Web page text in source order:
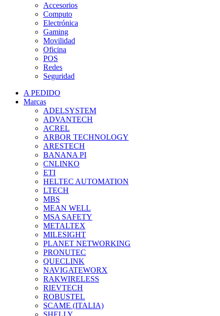
Accesorios
Computo
Electrónica
Gaming
Movilidad
Oficina
POS
Redes
Seguridad
A PEDIDO
Marcas
ADELSYSTEM
ADVANTECH
ACREL
ARBOR TECHNOLOGY
ARESTECH
BANANA PI
CNLINKO
ETI
HELTEC AUTOMATION
LTECH
MBS
MEAN WELL
MSA SAFETY
METALTEX
MILESIGHT
PLANET NETWORKING
PRONUTEC
QUECLINK
NAVIGATEWORX
RAKWIRELESS
RIEVTECH
ROBUSTEL
SCAME (ITALIA)
SHELLY